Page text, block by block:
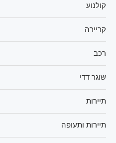
קולנוע
קריירה
רכב
שוגר דדי
תיירות
תיירות ותעופה